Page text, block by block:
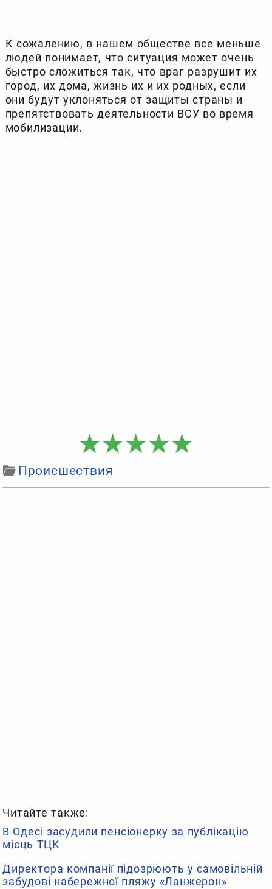
К сожалению, в нашем обществе все меньше
людей понимает, что ситуация может очень
быстро сложиться так, что враг разрушит их
город, их дома, жизнь их и их родных, если
они будут уклоняться от защиты страны и
препятствовать деятельности ВСУ во время
мобилизации.
Происшествия
Читайте также:
В Одесі засудили пенсіонерку за публікацію
місць ТЦК
Директора компанії підозрюють у самовільній
забудові набережної пляжу «Ланжерон»